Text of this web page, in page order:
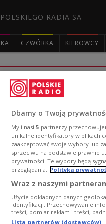
RADIA SA
CZWÓRKA KIEROWCY
XXII
- Proza to
jako
Zobacz
Jarosław
Dbamy o Twoją
My i nasi 5 partnerzy
unikalne identyfikatory w plikach
zaakceptować swoje wybory lub
sprzeciwu na podstawie prawnie
prywatności. Te wybory będą
przeglądania.
Polityka
Wraz z naszymi
Użycie dokładnych danych
identyfikacji. Przechowywanie
treści, pomiar reklam i treści,
Lista partnerów (dostawców)